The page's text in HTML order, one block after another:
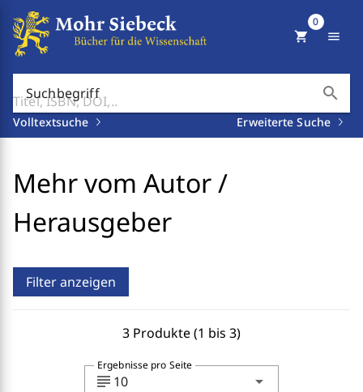
Suchbegriff search
Volltextsuche Erweiterte Suche
shopping_cart
0
menu
Mehr vom Autor /
Herausgeber
Filter anzeigen
3 Produkte (1 bis 3)
subject 10 arrow_drop_down
Ergebnisse pro Seite